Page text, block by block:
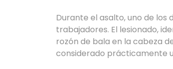
Durante el asalto, uno de los
trabajadores. El lesionado,
rozón de bala en la cabeza
considerado prácticamente